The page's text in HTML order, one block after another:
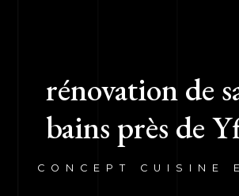
rénovation de
bains près de
CONCEPT CUISINE